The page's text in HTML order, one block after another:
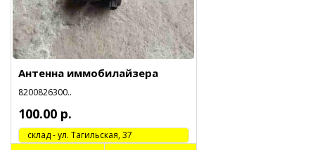
Антенна иммобилайзера
8200826300..
100.00 р.
cклад - ул. Тагильская, 37